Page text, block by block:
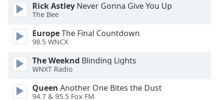
Font
Edge
Style
Rick Astley Never Gonna Give You Up
The Bee
EuropeThe Final Countdown
98.5 WNCX
The Weeknd Blinding Lights
WNXT Radio
Queen Another One Bites the Dust
94.7 & 95.5 Fox FM